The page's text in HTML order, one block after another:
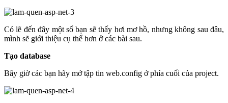
Có lẽ đến đây một số bạn sẽ thấy hơi mơ hồ, nhưng không sau đâu,
mình sẽ giới thiệu cụ thể hơn ở các bài sau.
Tạo database
Bây giờ các bạn hãy mở tập tin web.config ở phía cuối của project.